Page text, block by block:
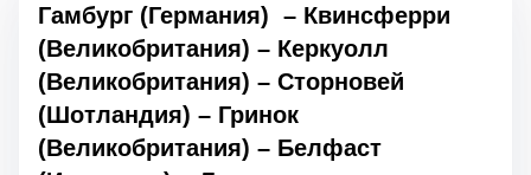
Гамбург (Германия) – Квинсферри
(Великобритания) – Керкуолл
(Великобритания) – Сторновей
(Шотландия) – Гринок
(Великобритания) – Белфаст